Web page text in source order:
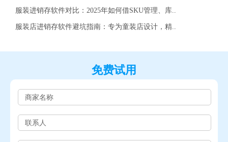
服装进销存软件对比：2025年如何借SKU管理、库..
服装店进销存软件避坑指南：专为童装店设计，精..
免费试用